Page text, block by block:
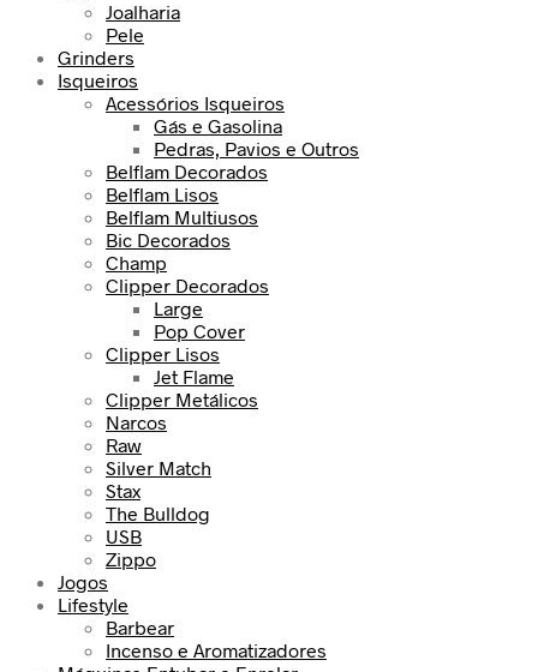
Joalharia
Pele
Grinders
Isqueiros
Acessórios Isqueiros
Gás e Gasolina
Pedras, Pavios e Outros
Belflam Decorados
Belflam Lisos
Belflam Multiusos
Bic Decorados
Champ
Clipper Decorados
Large
Pop Cover
Clipper Lisos
Jet Flame
Clipper Metálicos
Narcos
Raw
Silver Match
Stax
The Bulldog
USB
Zippo
Jogos
Lifestyle
Barbear
Incenso e Aromatizadores